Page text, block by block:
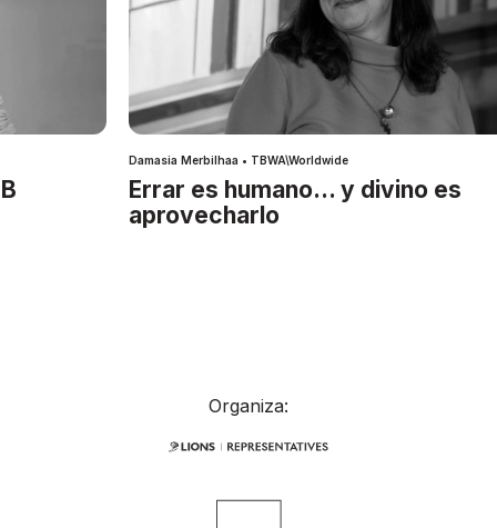
Damasia Merbilhaa • TBWA\Worldwide
Errar es humano… y divino es
aprovecharlo
Organiza: